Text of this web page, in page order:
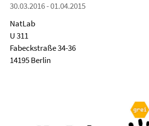
30.03.2016 - 01.04.2015
NatLab
U 311
Fabeckstraße 34-36
14195 Berlin